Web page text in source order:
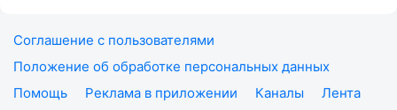
Соглашение с пользователями
Положение об обработке персональных данных
Помощь
Реклама в приложении Каналы
Лента